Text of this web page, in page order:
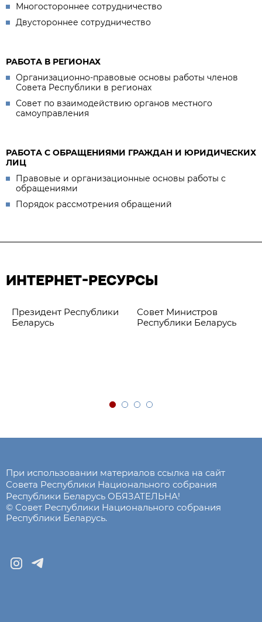
Многостороннее сотрудничество
Двустороннее сотрудничество
РАБОТА В РЕГИОНАХ
Организационно-правовые основы работы членов
Совета Республики в регионах
Совет по взаимодействию органов местного
самоуправления
РАБОТА С ОБРАЩЕНИЯМИ ГРАЖДАН И ЮРИДИЧЕСКИХ
ЛИЦ
Правовые и организационные основы работы с
обращениями
Порядок рассмотрения обращений
ИНТЕРНЕТ-РЕСУРСЫ
Президент Республики
Беларусь
Совет Министров
Республики Беларусь
При использовании материалов ссылка на сайт
Совета Республики Национального собрания
Республики Беларусь ОБЯЗАТЕЛЬНА!
© Совет Республики Национального собрания
Республики Беларусь.